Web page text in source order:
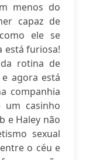
menos do
capaz de
ele se
está furiosa!
rotina de
agora está
companhia
casinho
e Haley não
sexual
o céu e